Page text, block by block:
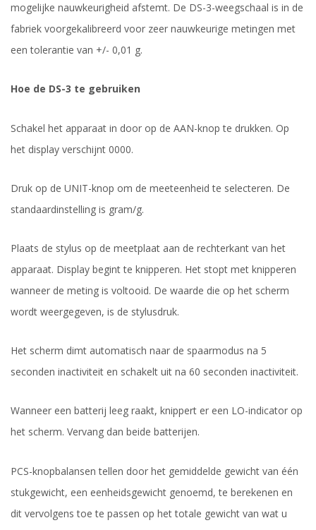
mogelijke nauwkeurigheid afstemt. De DS-3-weegschaal is in de
fabriek voorgekalibreerd voor zeer nauwkeurige metingen met
een tolerantie van +/- 0,01 g.
Hoe de DS-3 te gebruiken
Schakel het apparaat in door op de AAN-knop te drukken. Op
het display verschijnt 0000.
Druk op de UNIT-knop om de meeteenheid te selecteren. De
standaardinstelling is gram/g.
Plaats de stylus op de meetplaat aan de rechterkant van het
apparaat. Display begint te knipperen. Het stopt met knipperen
wanneer de meting is voltooid. De waarde die op het scherm
wordt weergegeven, is de stylusdruk.
Het scherm dimt automatisch naar de spaarmodus na 5
seconden inactiviteit en schakelt uit na 60 seconden inactiviteit.
Wanneer een batterij leeg raakt, knippert er een LO-indicator op
het scherm. Vervang dan beide batterijen.
PCS-knopbalansen tellen door het gemiddelde gewicht van één
stukgewicht, een eenheidsgewicht genoemd, te berekenen en
dit vervolgens toe te passen op het totale gewicht van wat u